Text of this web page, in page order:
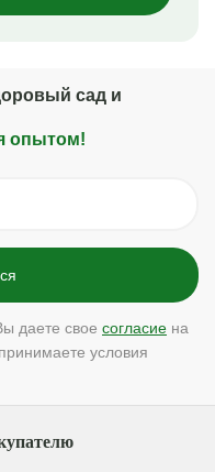
сад и
опытом!
даете свое согласие на
условия